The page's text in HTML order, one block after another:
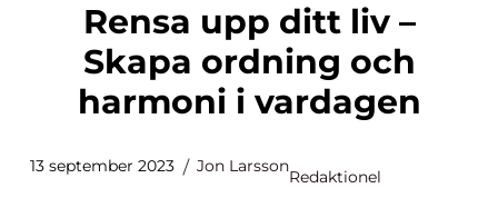
Rensa upp ditt liv –
Skapa ordning och
harmoni i vardagen
13 september 2023 Jon Larsson
Redaktionel